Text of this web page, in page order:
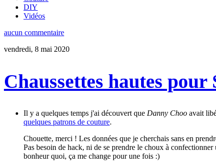
DIY
Vidéos
aucun commentaire
vendredi, 8 mai 2020
Chaussettes hautes
Il y a quelques temps j'ai découvert que Danny Choo avait
quelques patrons de couture.
Chouette, merci ! Les données que je cherchais sans en
Pas besoin de hack, ni de se prendre le choux à
bonheur quoi, ça me change pour une fois :)